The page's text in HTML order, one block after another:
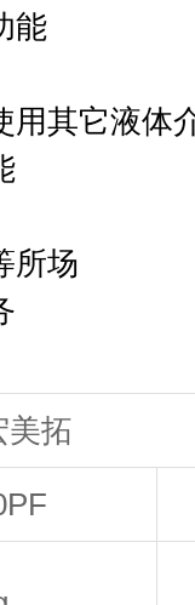
能
用其它液体
所场
美拓